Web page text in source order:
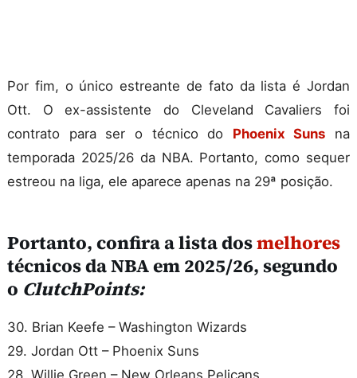
Por fim, o único estreante de fato da lista é Jordan
Ott. O ex-assistente do Cleveland Cavaliers foi
contrato para ser o técnico do Phoenix Suns na
temporada 2025/26 da NBA. Portanto, como sequer
estreou na liga, ele aparece apenas na 29ª posição.
Portanto, confira a lista dosmelhores
técnicos da NBA em 2025/26, segundo
o ClutchPoints:
30. Brian Keefe – Washington Wizards
29. Jordan Ott – Phoenix Suns